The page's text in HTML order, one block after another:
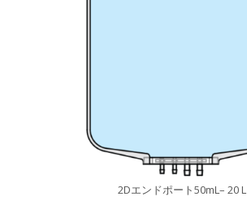
2Dエンドポート50mL– 20 L